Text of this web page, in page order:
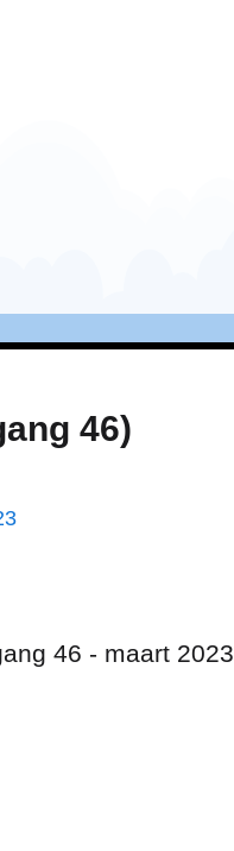
46)
46 - maart 2023